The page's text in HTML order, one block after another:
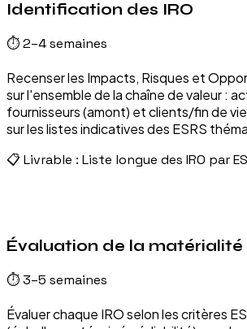
Identification des IRO
⏱2–4 semaines
Recenser les Impacts, Risques et
sur l'ensemble de la chaîne de valeur :
fournisseurs (amont) et clients/fin de
sur les listes indicatives des ESRS
📋 Livrable : Liste longue des IRO par
Évaluation de la matérialité
⏱3–5 semaines
Évaluer chaque IRO selon les critères